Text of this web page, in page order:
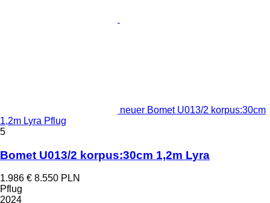
neuer Bomet U013/2 korpus:30cm
1,2m Lyra Pflug
5
Bomet U013/2 korpus:30cm 1,2m Lyra
1.986 € 8.550 PLN
Pflug
2024